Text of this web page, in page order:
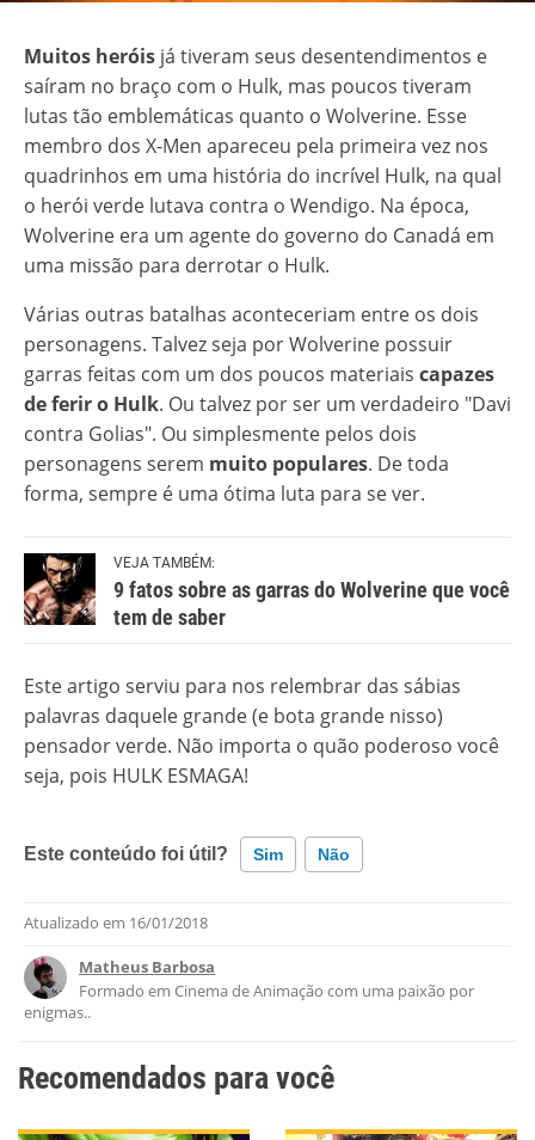
Muitos heróis já tiveram seus desentendimentos e
saíram no braço com o Hulk, mas poucos tiveram
lutas tão emblemáticas quanto o Wolverine. Esse
membro dos X-Men apareceu pela primeira vez nos
quadrinhos em uma história do incrível Hulk, na qual
o herói verde lutava contra o Wendigo. Na época,
Wolverine era um agente do governo do Canadá em
uma missão para derrotar o Hulk.
Várias outras batalhas aconteceriam entre os dois
personagens. Talvez seja por Wolverine possuir
garras feitas com um dos poucos materiais capazes
de ferir o Hulk. Ou talvez por ser um verdadeiro "Davi
contra Golias". Ou simplesmente pelos dois
personagens serem muito populares. De toda
forma, sempre é uma ótima luta para se ver.
VEJA TAMBÉM:
9 fatos sobre as garras do Wolverine que você
tem de saber
Este artigo serviu para nos relembrar das sábias
palavras daquele grande (e bota grande nisso)
pensador verde. Não importa o quão poderoso você
seja, pois HULK ESMAGA!
Este conteúdo foi útil? Sim Não
Este conteúdo contém informação incorreta
Este conteúdo não tem a informação que procuro
Atualizado em 16/01/2018
Matheus Barbosa
Formado em Cinema de Animação com uma paixão por
enigmas..
Recomendados para você